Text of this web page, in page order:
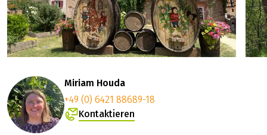
Miriam Houda
+49 (0) 6421 88689-18
Kontaktieren